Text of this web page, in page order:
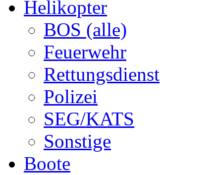
Helikopter
BOS (alle)
Feuerwehr
Rettungsdienst
Polizei
SEG/KATS
Sonstige
Boote